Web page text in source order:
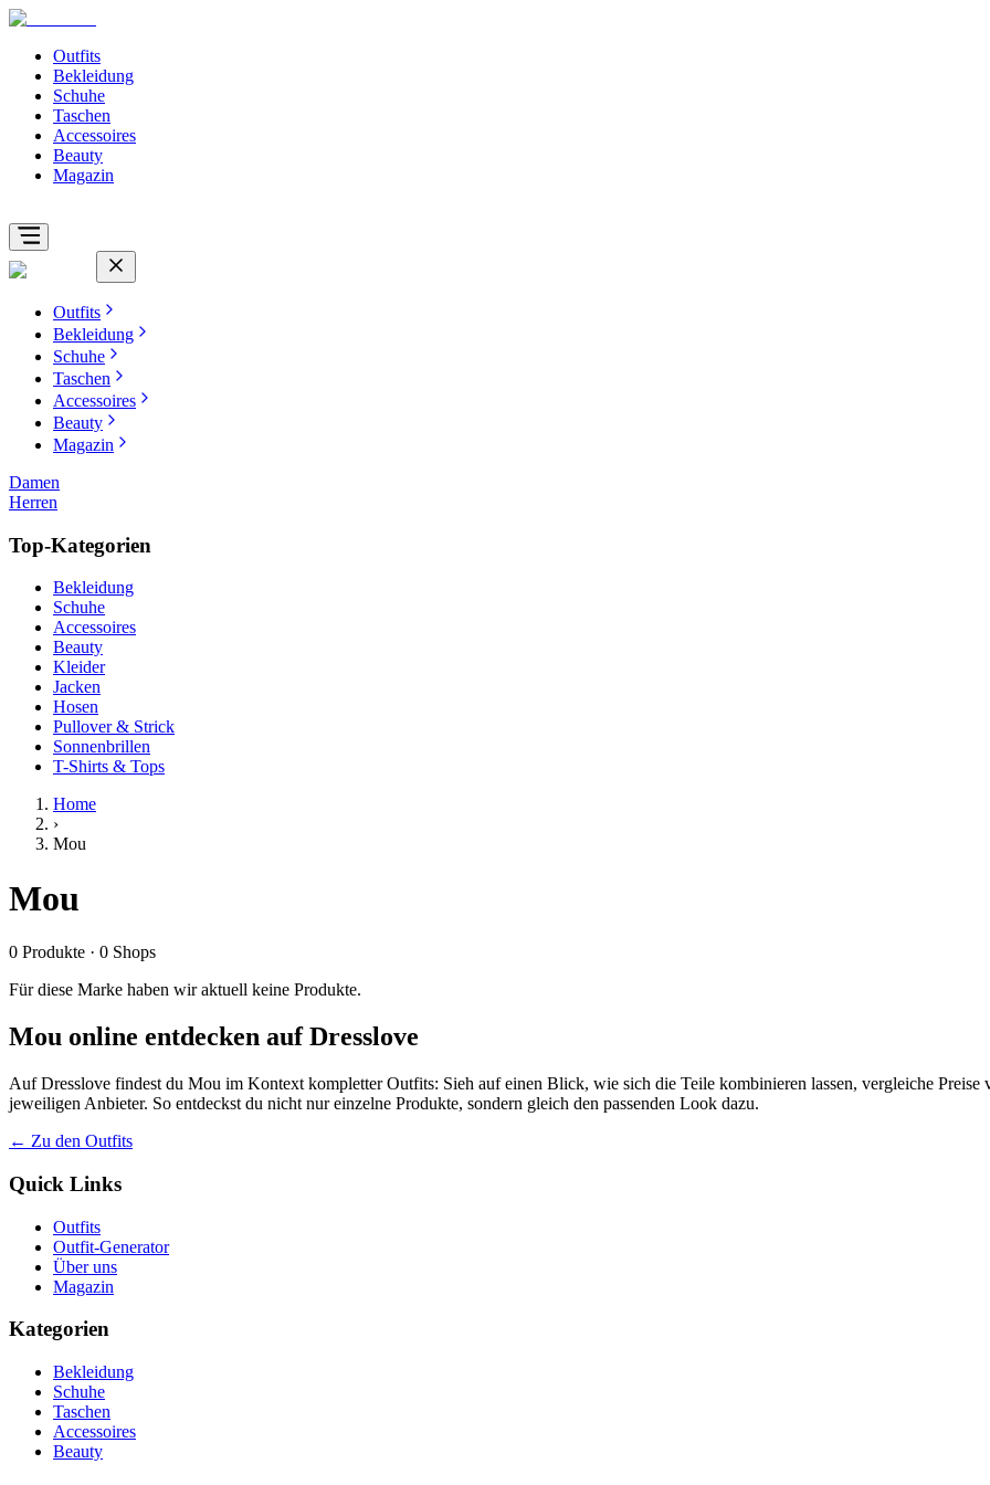
Outfits
Bekleidung
Schuhe
Taschen
Accessoires
Beauty
Magazin
Outfits
Bekleidung
Schuhe
Taschen
Accessoires
Beauty
Magazin
Damen
Herren
Top-Kategorien
Bekleidung
Schuhe
Accessoires
Beauty
Kleider
Jacken
Hosen
Pullover & Strick
Sonnenbrillen
T-Shirts & Tops
Home
›
Mou
Mou
0 Produkte · 0 Shops
Für diese Marke haben wir aktuell keine Produkte.
Mou online entdecken auf Dresslove
Auf Dresslove findest du Mou im Kontext kompletter Outfits: Sieh auf einen Blick, wie sich die Teile kombinieren lassen, vergleiche
jeweiligen Anbieter. So entdeckst du nicht nur einzelne Produkte, sondern gleich den passenden Look dazu.
← Zu den Outfits
Quick Links
Outfits
Outfit-Generator
Über uns
Magazin
Kategorien
Bekleidung
Schuhe
Taschen
Accessoires
Beauty